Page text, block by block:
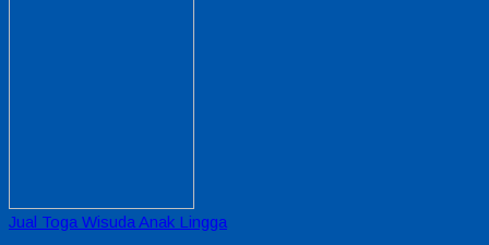
Jual Toga Wisuda Anak Lingga